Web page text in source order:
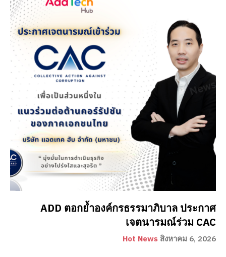
ADD ตอกย้ำองค์กรธรรมาภิบาล ประกาศ
เจตนารมณ์ร่วม CAC
Hot News สิงหาคม 6, 2026